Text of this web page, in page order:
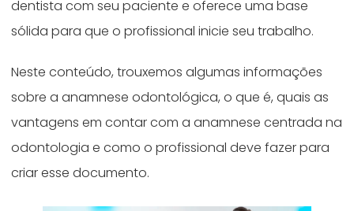
dentista com seu paciente e oferece uma base
sólida para que o profissional inicie seu trabalho.
Neste conteúdo, trouxemos algumas informações
sobre a anamnese odontológica, o que é, quais as
vantagens em contar com a anamnese centrada na
odontologia e como o profissional deve fazer para
criar esse documento.